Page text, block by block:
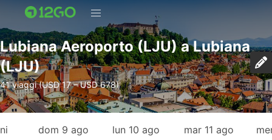
Lubiana Aeroporto (LJU) a Lubiana
(LJU)
41 viaggi (USD 17 – USD 678)
dom 9 ago lun 10 ago mar 11 ago